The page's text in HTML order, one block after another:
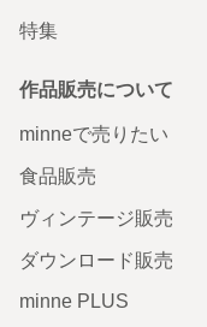
特集
作品販売について
minneで売りたい
食品販売
ヴィンテージ販売
ダウンロード販売
minne PLUS